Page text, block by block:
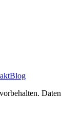
Blog
Daten